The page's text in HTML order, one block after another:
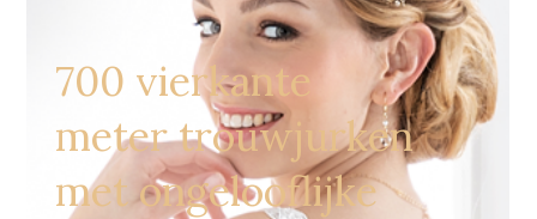
700 vierkante
meter trouwjurken
met ongelooflijke